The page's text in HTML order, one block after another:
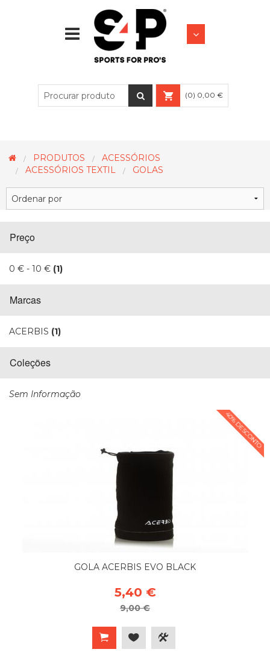
FUTEBOL LIFESTYLE
(0) 0,00 €
PRODUTOS
ACESSÓRIOS
ACESSÓRIOS TEXTIL
GOLAS
Preço
0 € - 10 € (1)
Marcas
ACERBIS (1)
Coleções
Sem Informação
40% DESCONTO
GOLA ACERBIS EVO BLACK
5,40 €
9,00 €